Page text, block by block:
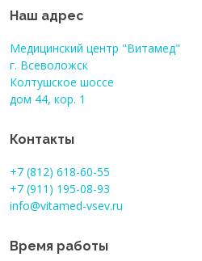
Наш адрес
Медицинский центр "Витамед"
г. Всеволожск
Колтушское шоссе
дом 44, кор. 1
Контакты
+7 (812) 618-60-55
+7 (911) 195-08-93
info@vitamed-vsev.ru
Время работы